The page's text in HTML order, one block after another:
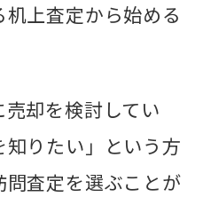
上査定から始める
却を検討してい
りたい」という方
査定を選ぶことが